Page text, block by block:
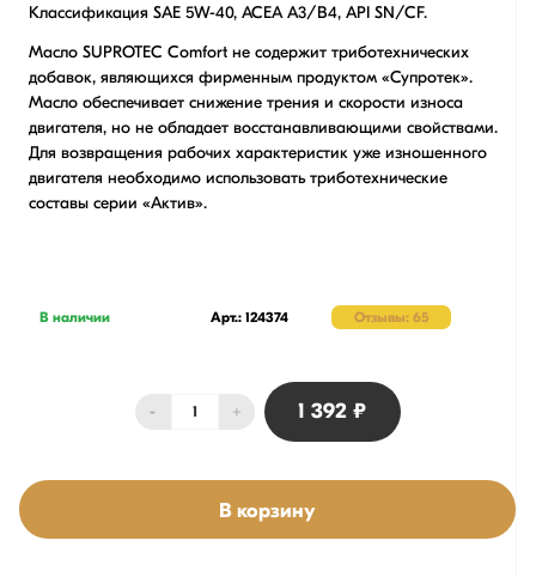
Классификация SAE 5W-40, ACEA A3/B4, API SN/CF.
Масло SUPROTEC Comfort не содержит триботехнических
добавок, являющихся фирменным продуктом «Супротек».
Масло обеспечивает снижение трения и скорости износа
двигателя, но не обладает восстанавливающими свойствами.
Для возвращения рабочих характеристик уже изношенного
двигателя необходимо использоватьтриботехнические
составы серии «Актив».
В наличии Арт.: 124374 Отзывы: 65
- + 1 392 ₽
В корзину